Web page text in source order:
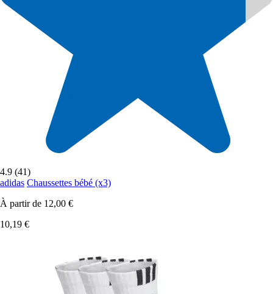
4.9 (41)
adidas Chaussettes bébé (x3)
À partir de 12,00 €
10,19 €